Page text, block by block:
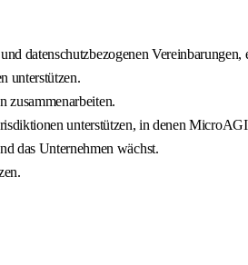
datenschutzbezogenen
unterstützen.
zusammenarbeiten.
unterstützen, in denen
das Unternehmen wächst.